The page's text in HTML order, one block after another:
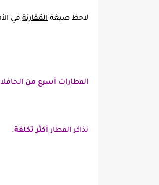
لاحظ صيغة المُقارنة في
القطارات أسرع من
تذاكر القطارأكثر تكلفة.